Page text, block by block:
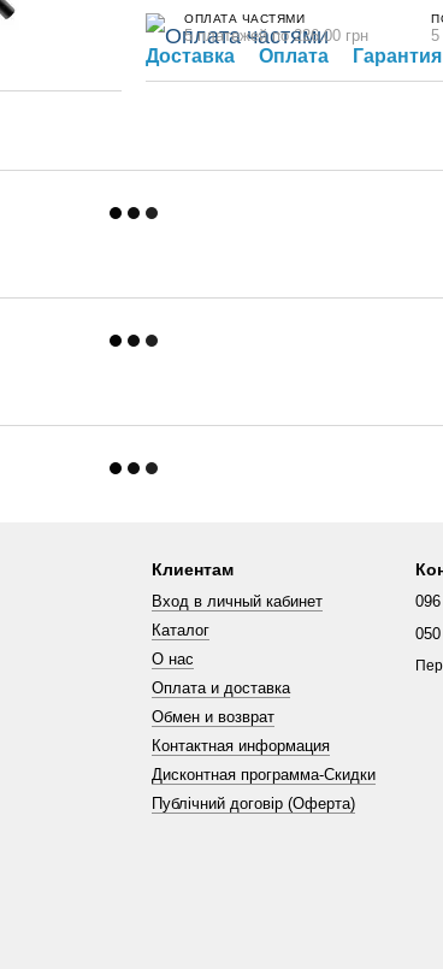
ОПЛАТА ЧАСТЯМИ
5 платежей по 226.00 грн 5
Доставка Оплата Гарантия
Клиентам
Вход в личный кабинет
Каталог
О нас
Оплата и доставка
Обмен и возврат
Контактная информация
Дисконтная программа-Скидки
Публічний договір (Оферта)